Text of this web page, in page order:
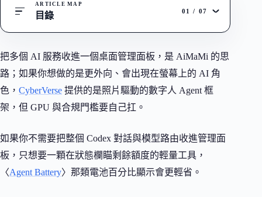
ARTICLE MAP
目錄 01 / 07
把多個 AI 服務收進一個桌面管理面板，是 AiMaMi 的思
路；如果你想做的是更外向、會出現在螢幕上的 AI 角
色， CyberVerse 提供的是照片驅動的數字人 Agent 框
架，但 GPU 與合規門檻要自己扛。
如果你不需要把整個 Codex 對話與模型路由收進管理面
板，只想要一顆在狀態欄瞄剩餘額度的輕量工具，
〈Agent Battery〉那類電池百分比顯示會更輕省。